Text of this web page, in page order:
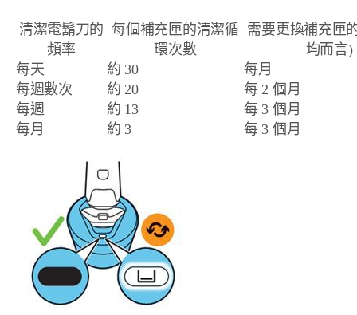
清潔電鬍刀的
頻率
每個補充匣的清潔循
環次數
需要更換補充匣
均而言)
每天
約 30
每月
每週數次
約 20
每 2 個月
每週
約 13
每 3 個月
每月
約 3 每 3 個月